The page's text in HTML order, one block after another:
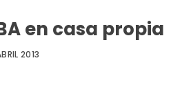
en casa propia
2013